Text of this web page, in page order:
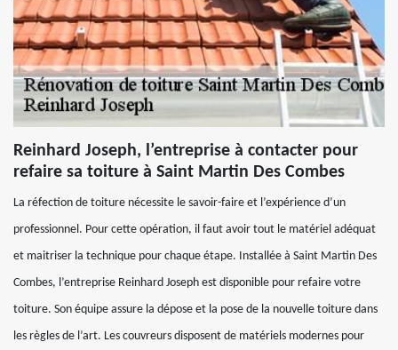
Reinhard Joseph, l’entreprise à contacter pour
refaire sa toiture à Saint Martin Des Combes
La réfection de toiture nécessite le savoir-faire et l’expérience d’un
professionnel. Pour cette opération, il faut avoir tout le matériel adéquat
et maitriser la technique pour chaque étape. Installée à Saint Martin Des
Combes, l’entreprise Reinhard Joseph est disponible pour refaire votre
toiture. Son équipe assure la dépose et la pose de la nouvelle toiture dans
les règles de l’art. Les couvreurs disposent de matériels modernes pour